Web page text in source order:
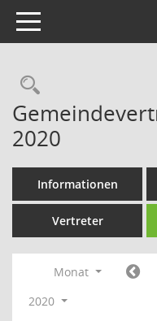
Toggle navigation
2020
Informationen
Vertreter
Monat
2020